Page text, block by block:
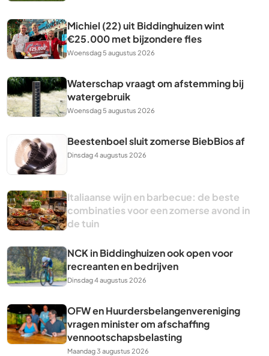
Michiel (22) uit Biddinghuizen wint
€25.000 met bijzondere fles
Woensdag 5 augustus 2026
Waterschap vraagt om afstemming bij
watergebruik
Woensdag 5 augustus 2026
Beestenboel sluit zomerse BiebBios af
Dinsdag 4 augustus 2026
Italiaanse wijn en barbecue: de beste
combinaties voor een zomerse avond in
de tuin
NCK in Biddinghuizen ook open voor
recreanten en bedrijven
Dinsdag 4 augustus 2026
OFW en Huurdersbelangenvereniging
vragen minister om afschaffing
vennootschapsbelasting
Maandag 3 augustus 2026